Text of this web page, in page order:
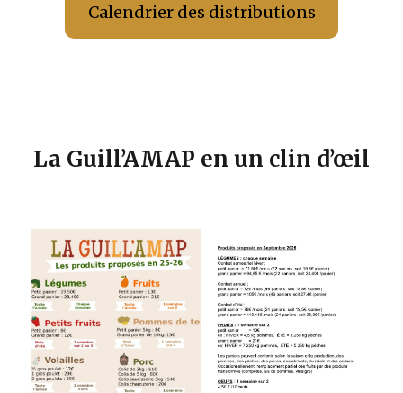
Calendrier des distributions
La Guill’AMAP en un clin d’œil